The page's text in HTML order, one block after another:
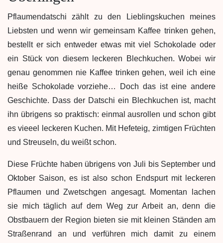
Pflaumendatschi zählt zu den Lieblingskuchen meines
Liebsten und wenn wir gemeinsam Kaffee trinken gehen,
bestellt er sich entweder etwas mit viel Schokolade oder
ein Stück von diesem leckeren Blechkuchen. Wobei wir
genau genommen nie Kaffee trinken gehen, weil ich eine
heiße Schokolade vorziehe… Doch das ist eine andere
Geschichte. Dass der Datschi ein Blechkuchen ist, macht
ihn übrigens so praktisch: einmal ausrollen und schon gibt
es vieeel leckeren Kuchen. Mit Hefeteig, zimtigen Früchten
und Streuseln, du weißt schon.
Diese Früchte haben übrigens von Juli bis September und
Oktober Saison, es ist also schon Endspurt mit leckeren
Pflaumen und Zwetschgen angesagt. Momentan lachen
sie mich täglich auf dem Weg zur Arbeit an, denn die
Obstbauern der Region bieten sie mit kleinen Ständen am
Straßenrand an und verführen mich damit zu einem